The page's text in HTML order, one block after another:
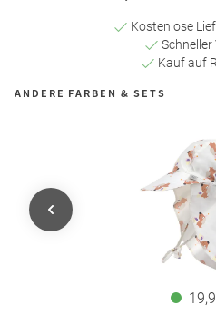
Kostenlose
Schneller
Kauf auf
ANDERE FARBEN & SETS